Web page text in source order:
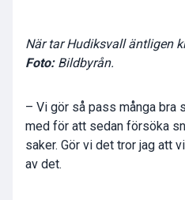
När tar Hudiksvall äntligen
Foto: Bildbyrån.
– Vi gör så pass många bra
med för att sedan försöka
saker. Gör vi det tror jag att
av det.